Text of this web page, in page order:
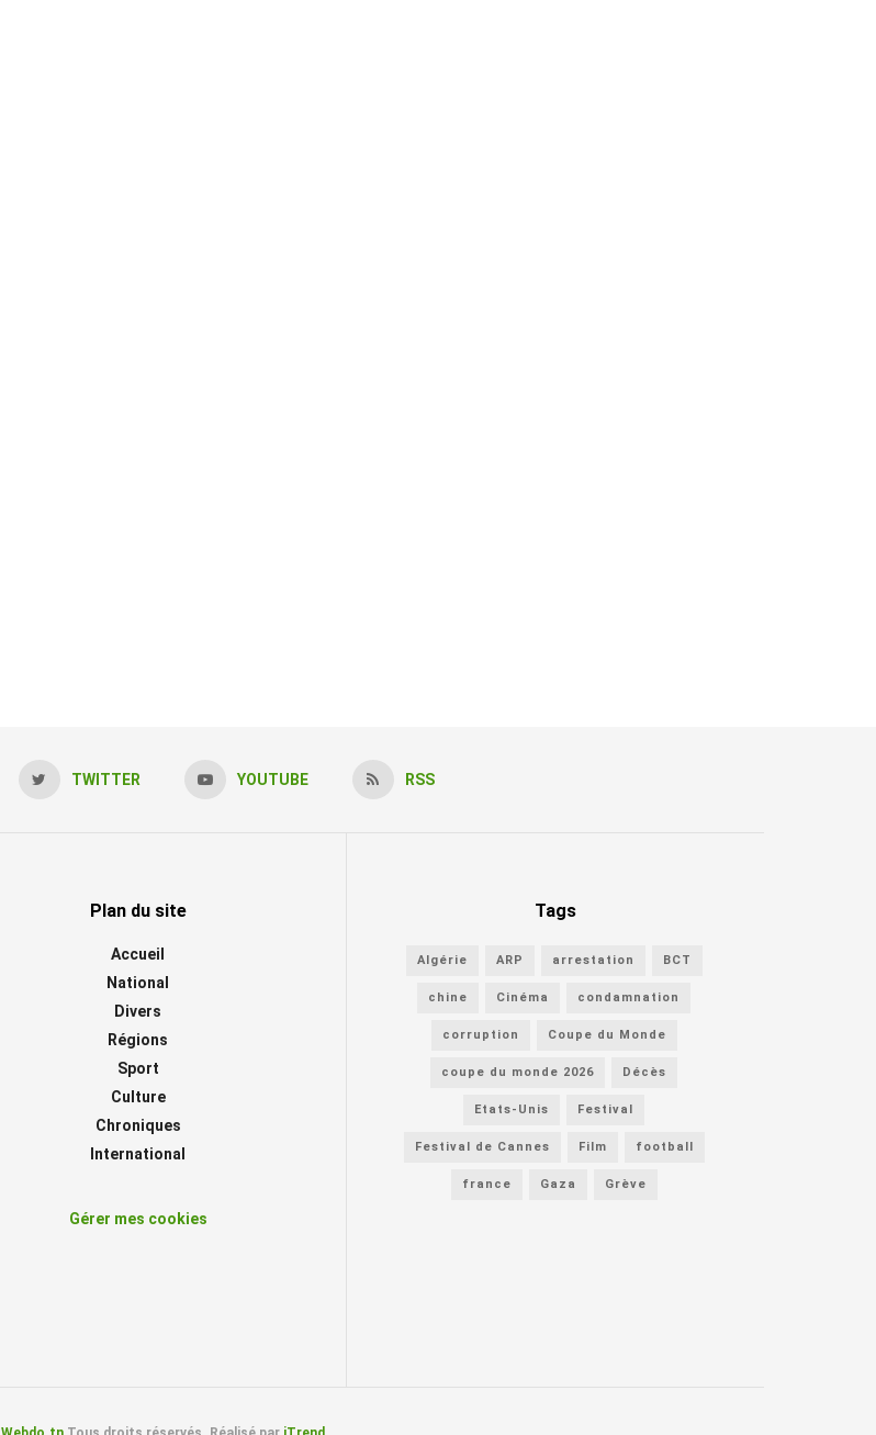
TWITTER YOUTUBE RSS
Plan du site
Accueil
National
Divers
Régions
Sport
Culture
Chroniques
International
Gérer mes cookies
Tags
Algérie ARP arrestation BCT
chine Cinéma condamnation
corruption Coupe du Monde
coupe du monde 2026 Décès
Etats-Unis Festival
Festival de Cannes Film football
france Gaza Grève